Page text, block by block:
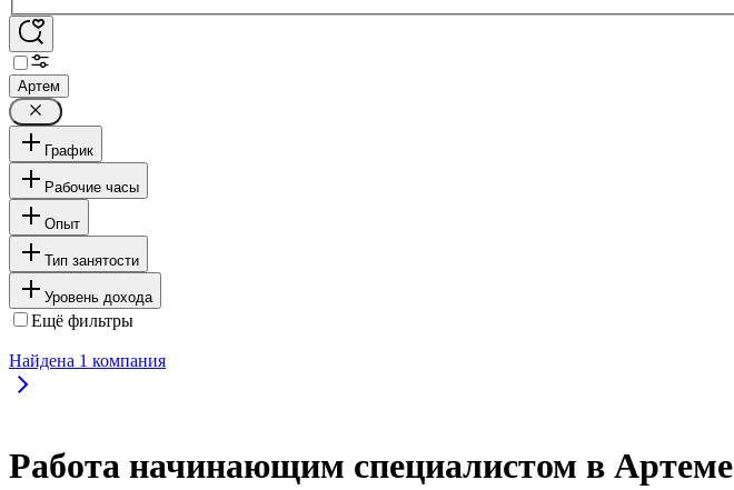
Артем
График
Рабочие часы
Опыт
Тип занятости
Уровень дохода
Ещё фильтры
Найдена 1 компания
Работа начинающим специалистом в Артеме